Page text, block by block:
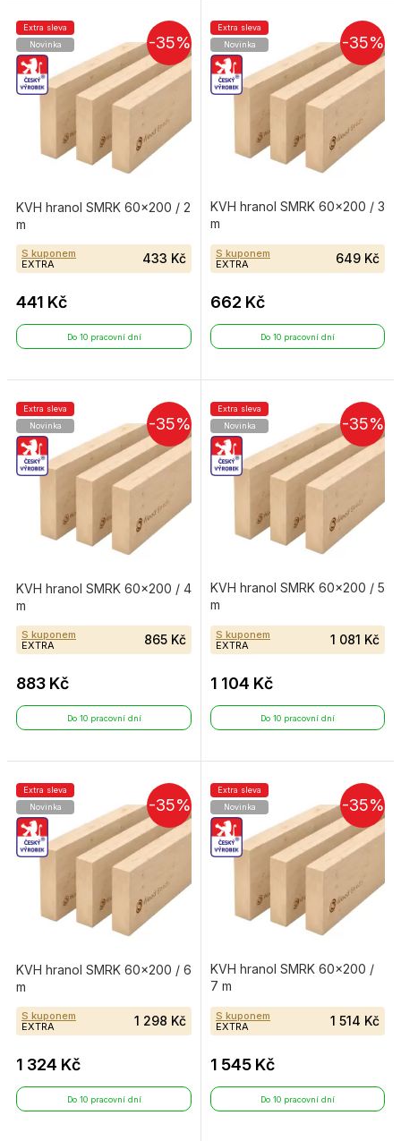
-35%
Extra sleva
Novinka
KVH hranol SMRK 60×200 / 2
m
S kuponem
EXTRA
433 Kč
441 Kč
Do 10 pracovní dní
-35%
Extra sleva
Novinka
KVH hranol SMRK 60×200 / 3
m
S kuponem
EXTRA
649 Kč
662 Kč
Do 10 pracovní dní
-35%
Extra sleva
Novinka
KVH hranol SMRK 60×200 / 4
m
S kuponem
EXTRA
865 Kč
883 Kč
Do 10 pracovní dní
-35%
Extra sleva
Novinka
KVH hranol SMRK 60×200 / 5
m
S kuponem
EXTRA
1 081 Kč
1 104 Kč
Do 10 pracovní dní
-35%
Extra sleva
Novinka
KVH hranol SMRK 60×200 / 6
m
S kuponem
EXTRA
1 298 Kč
1 324 Kč
Do 10 pracovní dní
-35%
Extra sleva
Novinka
KVH hranol SMRK 60×200 /
7 m
S kuponem
EXTRA
1 514 Kč
1 545 Kč
Do 10 pracovní dní